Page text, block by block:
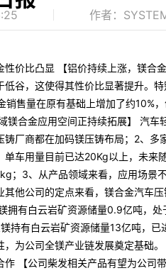
作者：
性价比凸显 【铝价持续上涨，镁合
谷，这使得其性价比显著提升。
售量在原有基础上增加了约10%
镁合金应用空间正持续拓展】 汽车
厂商都在加码镁压铸布局；2、
车用量目前已达20Kg以上，未来
；3、从产品领域来看，应用场景
他公司的定点来看，镁合金汽车
拥有白云岩矿资源储量0.9亿吨，
持有白云岩矿资源储量13亿吨，
为公司全镁产业链发展奠定基础
【公司柴发相关产品有望为公司